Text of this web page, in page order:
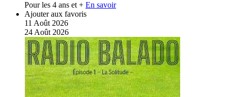
Pour les 4 ans et + En savoir
Ajouter aux favoris
11 Août 2026
24 Août 2026